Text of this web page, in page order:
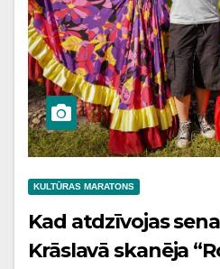
KULTŪRAS MARATONS
Kad atdzīvojas
Krāslavā skanēja